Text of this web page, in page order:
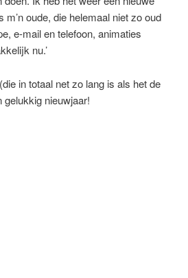
oude, die helemaal niet zo oud
e-mail en telefoon, animaties
nu.’
in totaal net zo lang is als het de
gelukkig nieuwjaar!